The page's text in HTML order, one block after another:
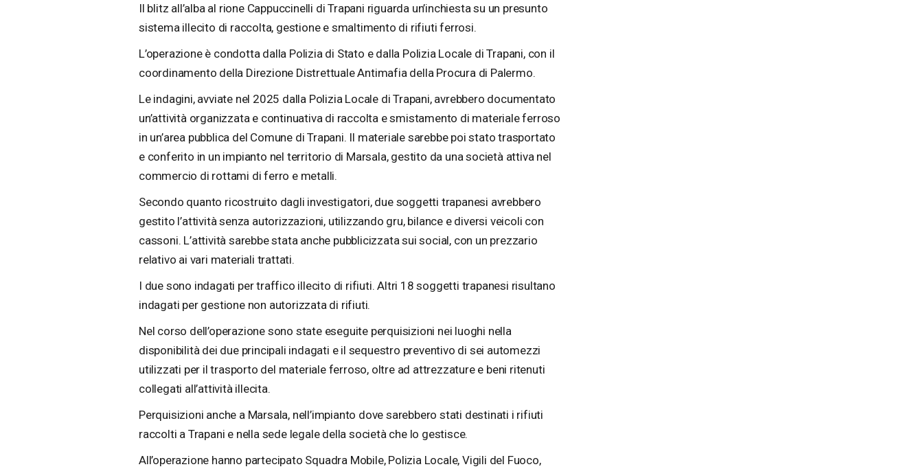
Il blitz all’alba al rione Cappuccinelli di Trapani riguarda un’inchiesta su un presunto
sistema illecito di raccolta, gestione e smaltimento di rifiuti ferrosi.
L’operazione è condotta dalla Polizia di Stato e dalla Polizia Locale di Trapani, con il
coordinamento della Direzione Distrettuale Antimafia della Procura di Palermo.
Le indagini, avviate nel 2025 dalla Polizia Locale di Trapani, avrebbero documentato
un’attività organizzata e continuativa di raccolta e smistamento di materiale ferroso
in un’area pubblica del Comune di Trapani. Il materiale sarebbe poi stato trasportato
e conferito in un impianto nel territorio di Marsala, gestito da una società attiva nel
commercio di rottami di ferro e metalli.
Secondo quanto ricostruito dagli investigatori, due soggetti trapanesi avrebbero
gestito l’attività senza autorizzazioni, utilizzando gru, bilance e diversi veicoli con
cassoni. L’attività sarebbe stata anche pubblicizzata sui social, con un prezzario
relativo ai vari materiali trattati.
I due sono indagati per traffico illecito di rifiuti. Altri 18 soggetti trapanesi risultano
indagati per gestione non autorizzata di rifiuti.
Nel corso dell’operazione sono state eseguite perquisizioni nei luoghi nella
disponibilità dei due principali indagati e il sequestro preventivo di sei automezzi
utilizzati per il trasporto del materiale ferroso, oltre ad attrezzature e beni ritenuti
collegati all’attività illecita.
Perquisizioni anche a Marsala, nell’impianto dove sarebbero stati destinati i rifiuti
raccolti a Trapani e nella sede legale della società che lo gestisce.
All’operazione hanno partecipato Squadra Mobile, Polizia Locale, Vigili del Fuoco,